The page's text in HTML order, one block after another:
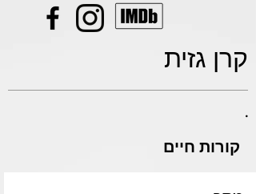
קרן גזית
.
קורות חיים